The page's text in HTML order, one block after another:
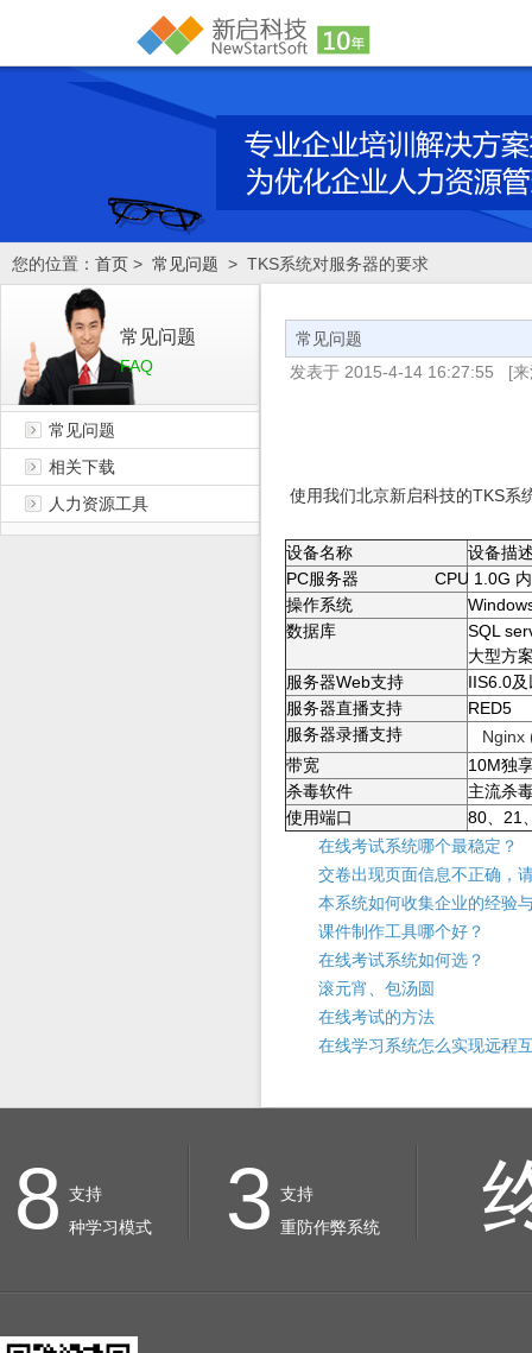
您的位置： 首页 > 常见问题 > TKS系统对服务器的要求
常见问题
FAQ
常见问题
相关下载
人力资源工具
常见问题
发表于 2015-4-14 16:27:55 [
使用我们北京新启科技的TKS系
设备名称 设备描
PC服务器 CPU 1.0G
操作系统
数据库 SQL
大型方
服务器Web支持 IIS6.0
服务器直播支持
RED5
服务器录播支持 Nginx
带宽 10M独
杀毒软件
主流杀
使用端口
80、 21
在线考试系统哪个最稳定？
交卷出现页面信息不正确，
本系统如何收集企业的经验
课件制作工具哪个好？
在线考试系统如何选？
滚元宵、包汤圆
在线考试的方法
在线学习系统怎么实现远程
8 支持
种学习模式
3 支持
重防作弊系统